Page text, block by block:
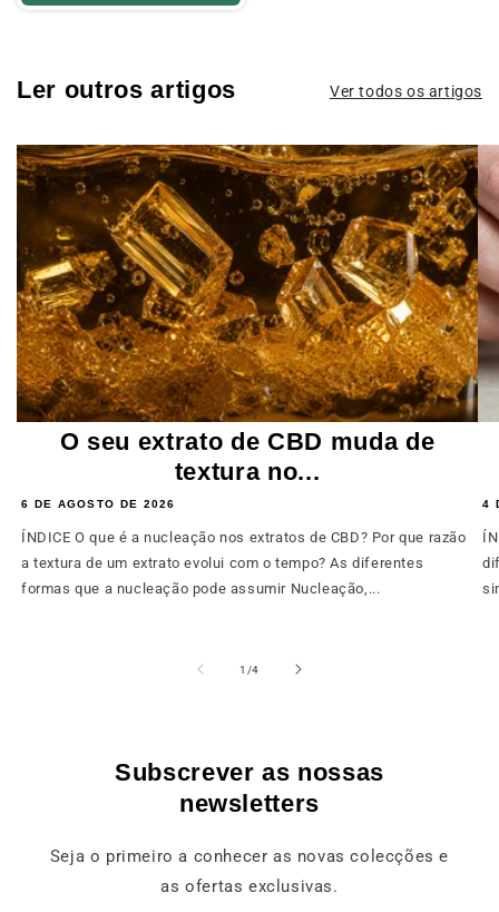
Ler outros artigos Ver todos os artigos
O seu extrato de CBD muda de
textura no...
6 DE AGOSTO DE 2026
ÍNDICE O que é a nucleação nos extratos de CBD? Por que razão
a textura de um extrato evolui com o tempo? As diferentes
formas que a nucleação pode assumir Nucleação,...
4
1 /de
4
Subscrever as nossas
newsletters
Seja o primeiro a conhecer as novas colecções e
as ofertas exclusivas.